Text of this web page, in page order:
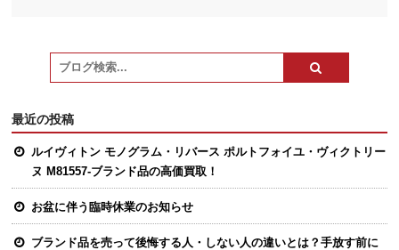
最近の投稿
ルイヴィトン モノグラム・リバース ポルトフォイユ・ヴィクトリー
ヌ M81557-ブランド品の高価買取！
お盆に伴う臨時休業のお知らせ
ブランド品を売って後悔する人・しない人の違いとは？手放す前に